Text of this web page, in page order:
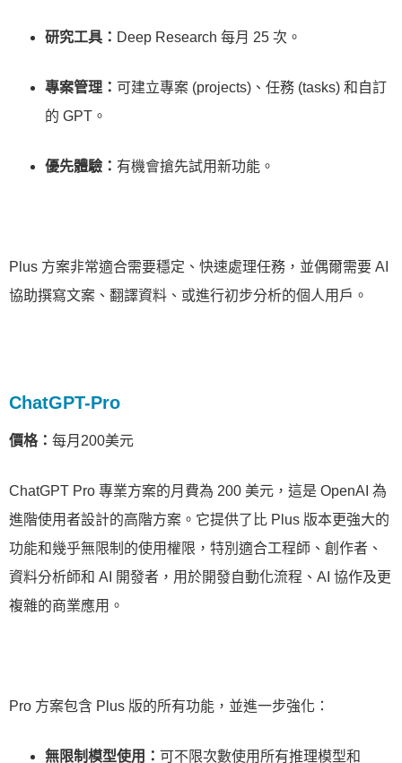
研究工具： Deep Research 每月 25 次。
專案管理： 可建立專案 (projects)、任務 (tasks) 和自訂
的 GPT。
優先體驗： 有機會搶先試用新功能。
Plus 方案非常適合需要穩定、快速處理任務，並偶爾需要 AI
協助撰寫文案、翻譯資料、或進行初步分析的個人用戶。
ChatGPT-Pro
價格： 每月200美元
ChatGPT Pro 專業方案的月費為 200 美元，這是 OpenAI 為
進階使用者設計的高階方案。它提供了比 Plus 版本更強大的
功能和幾乎無限制的使用權限，特別適合工程師、創作者、
資料分析師和 AI 開發者，用於開發自動化流程、AI 協作及更
複雜的商業應用。
Pro 方案包含 Plus 版的所有功能，並進一步強化：
無限制模型使用： 可不限次數使用所有推理模型和